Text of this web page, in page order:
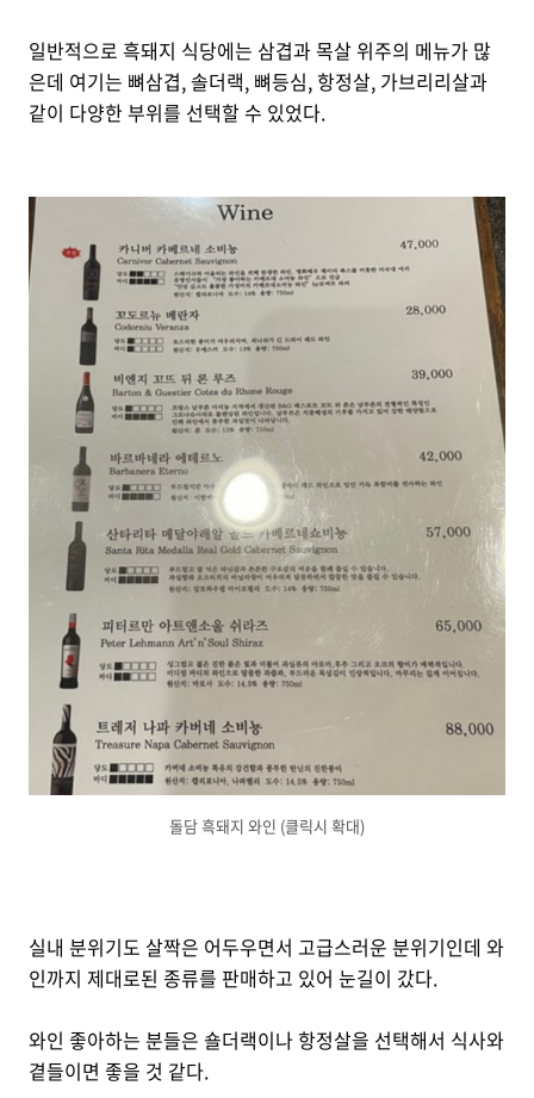
일반적으로 흑돼지 식당에는 삼겹과 목살 위주의 메뉴가 많
은데 여기는 뼈삼겹, 솔더랙, 뼈등심, 항정살, 가브리리살과
같이 다양한 부위를 선택할 수 있었다.
돌담 흑돼지 와인 (클릭시 확대)
실내 분위기도 살짝은 어두우면서 고급스러운 분위기인데 와
인까지 제대로된 종류를 판매하고 있어 눈길이 갔다.
와인 좋아하는 분들은 숄더랙이나 항정살을 선택해서 식사와
곁들이면 좋을 것 같다.